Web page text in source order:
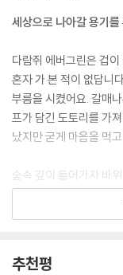
세상으로 나아갈 용기를
다람쥐 에버그린은 겁
혼자 가 본 적이 없답니
부름을 시켰어요. 갈매
프가 담긴 도토리를 가
났지만 굳게 마음을 먹
숲속 깊이 들어가자 바
아파하는 매, 도움을 요
데 모두 에버그린에게
용기를 내 동물들을 도
추천평